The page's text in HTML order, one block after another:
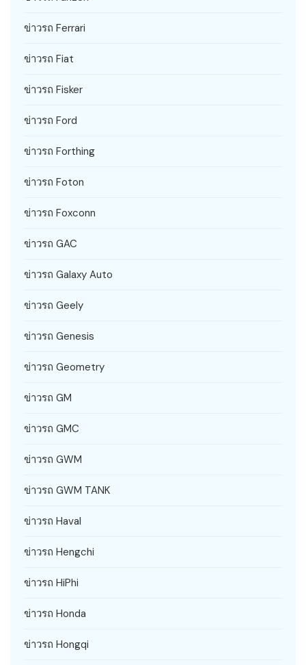
ข่าวรถ Ferrari
ข่าวรถ Fiat
ข่าวรถ Fisker
ข่าวรถ Ford
ข่าวรถ Forthing
ข่าวรถ Foton
ข่าวรถ Foxconn
ข่าวรถ GAC
ข่าวรถ Galaxy Auto
ข่าวรถ Geely
ข่าวรถ Genesis
ข่าวรถ Geometry
ข่าวรถ GM
ข่าวรถ GMC
ข่าวรถ GWM
ข่าวรถ GWM TANK
ข่าวรถ Haval
ข่าวรถ Hengchi
ข่าวรถ HiPhi
ข่าวรถ Honda
ข่าวรถ Hongqi